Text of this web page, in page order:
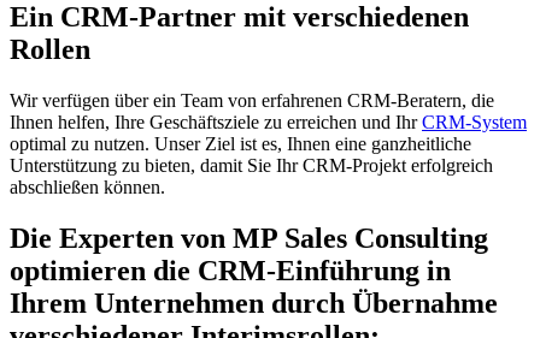
Ein CRM-Partner mit verschiedenen
Rollen
Wir verfügen über ein Team von erfahrenen CRM-Beratern, die
Ihnen helfen, Ihre Geschäftsziele zu erreichen und IhrCRM-System
optimal zu nutzen. Unser Ziel ist es, Ihnen eine ganzheitliche
Unterstützung zu bieten, damit Sie Ihr CRM-Projekt erfolgreich
abschließen können.
Die Experten von MP Sales Consulting
optimieren die CRM-Einführung in
Ihrem Unternehmen durch Übernahme